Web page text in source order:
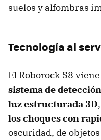
suelos y alfombras
Tecnología al
El Roborock S8
sistema de
luz estructurada 3D
los choques con
oscuridad, de